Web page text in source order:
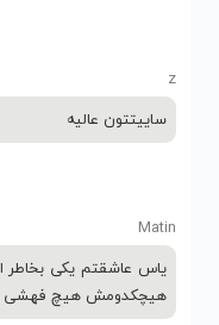
z
ساییتتون عالیه
Matin
یاس عاشقتم یکی بخاطر
هیچکدومش هیچ فهشی